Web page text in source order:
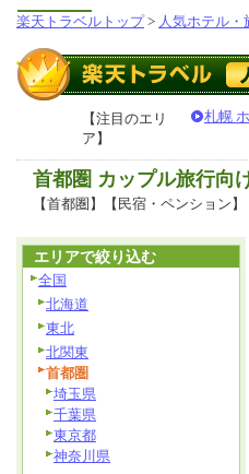
楽天トラベルトップ> 人気ホテル
【注目のエリ
ア】
札幌
首都圏 カップル旅行向
【首都圏】【民宿・ペンション
エリアで絞り込む
全国
北海道
東北
北関東
首都圏
埼玉県
千葉県
東京都
神奈川県